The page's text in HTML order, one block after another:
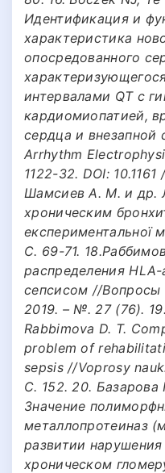
Идентификация и
характеристика
опосредованного
интервалами QT с
кардиомиопатией,
сердца и внезапной
Arrhythm
1122-32. DOI: 10.1161
Шамсиев А. М. и др.
хроническим
експериментальної
С. 69-71.
распределения
сепсисом //Вопросы
2019. – №. 27 (76).
Rabbimova D. T.
problem of
sepsis //Voprosy
С. 152. 20.
Значение
металлопротеиназ
развитии
хроническом